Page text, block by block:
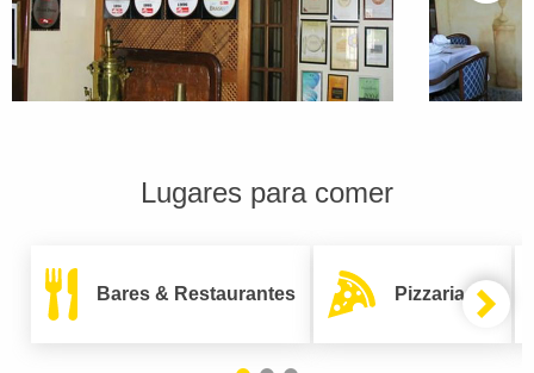
Lugares para comer
Bares & Restaurantes Pizzarias